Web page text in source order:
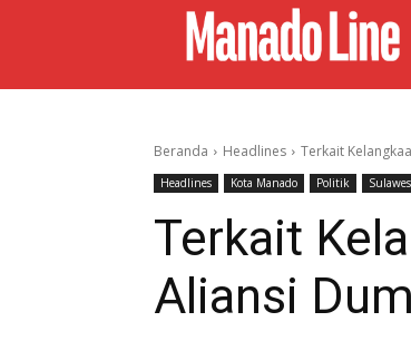
Beranda Headlines Terkait
Headlines Kota Manado Politik
Terkait
Aliansi